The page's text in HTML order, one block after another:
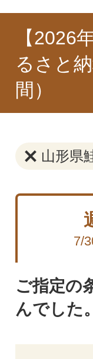
【2026
るさと
間）
山形県
7/
ご指定の
んでした。